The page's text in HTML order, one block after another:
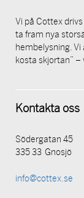
Vi på Cottex
ta fram nya
hembelysning.
kosta skjortan”
Kontakta oss
Södergatan 45
335 33 Gnosjö
info@cottex.se